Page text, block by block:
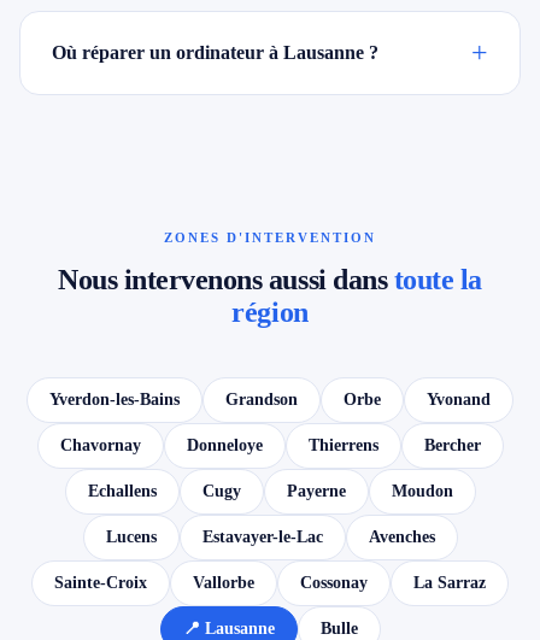
Où réparer un ordinateur à Lausanne ? +
ZONES D'INTERVENTION
Nous intervenons aussi danstoute la
région
Yverdon-les-Bains Grandson Orbe Yvonand
Chavornay Donneloye Thierrens Bercher
Echallens Cugy Payerne Moudon
Lucens Estavayer-le-Lac Avenches
Sainte-Croix Vallorbe Cossonay La Sarraz
📍 Lausanne Bulle